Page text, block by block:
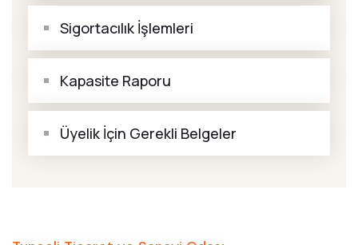
Sigortacılık İşlemleri
Kapasite Raporu
Üyelik İçin Gerekli Belgeler